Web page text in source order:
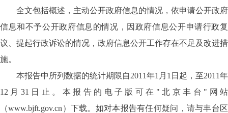
全文包括概述，主动公开政府信息的情况，依申请公开政府
信息和不予公开政府信息的情况，因政府信息公开申请行政复
议、提起行政诉讼的情况，政府信息公开工作存在不足及改进措
施。
本报告中所列数据的统计期限自2011年1月1日起，至2011年
12月31日止。本报告的电子版可在"北京丰台"网站
（www.bjft.gov.cn）下载。如对本报告有任何疑问，请与丰台区